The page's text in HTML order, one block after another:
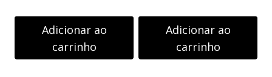
Adicionar ao
carrinho
Adicionar ao
carrinho